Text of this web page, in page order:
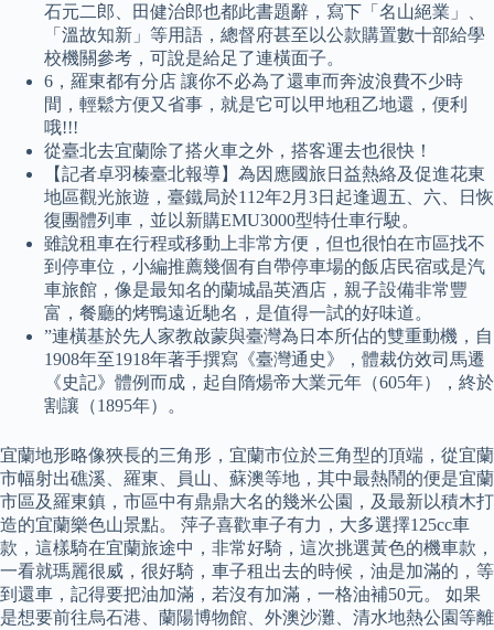
石元二郎、田健治郎也都此書題辭，寫下「名山絕業」、
「溫故知新」等用語，總督府甚至以公款購置數十部給學
校機關參考，可說是給足了連橫面子。
6，羅東都有分店 讓你不必為了還車而奔波浪費不少時
間，輕鬆方便又省事，就是它可以甲地租乙地還，便利
哦!!!
從臺北去宜蘭除了搭火車之外，搭客運去也很快！
【記者卓羽榛臺北報導】為因應國旅日益熱絡及促進花東
地區觀光旅遊，臺鐵局於112年2月3日起逢週五、六、日恢
復團體列車，並以新購EMU3000型特仕車行駛。
雖說租車在行程或移動上非常方便，但也很怕在市區找不
到停車位，小編推薦幾個有自帶停車場的飯店民宿或是汽
車旅館，像是最知名的蘭城晶英酒店，親子設備非常豐
富，餐廳的烤鴨遠近馳名，是值得一試的好味道。
”連橫基於先人家教啟蒙與臺灣為日本所佔的雙重動機，自
1908年至1918年著手撰寫《臺灣通史》，體裁仿效司馬遷
《史記》體例而成，起自隋煬帝大業元年（605年），終於
割讓（1895年）。
宜蘭地形略像狹長的三角形，宜蘭市位於三角型的頂端，從宜蘭
市幅射出礁溪、羅東、員山、蘇澳等地，其中最熱鬧的便是宜蘭
市區及羅東鎮，市區中有鼎鼎大名的幾米公園，及最新以積木打
造的宜蘭樂色山景點。 萍子喜歡車子有力，大多選擇125cc車
款，這樣騎在宜蘭旅途中，非常好騎，這次挑選黃色的機車款，
一看就瑪麗很威，很好騎，車子租出去的時候，油是加滿的，等
到還車，記得要把油加滿，若沒有加滿，一格油補50元。 如果
是想要前往烏石港、蘭陽博物館、外澳沙灘、清水地熱公園等離